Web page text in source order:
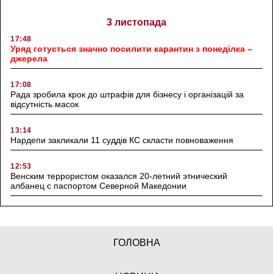
3 листопада
17:48
Уряд готується значно посилити карантин з понеділка –
джерела
17:08
Рада зробила крок до штрафів для бізнесу і організацій за
відсутність масок
13:14
Нардепи закликали 11 суддів КС скласти повноваження
12:53
Венским террористом оказался 20-летний этнический
албанец с паспортом Северной Македонии
ГОЛОВНА